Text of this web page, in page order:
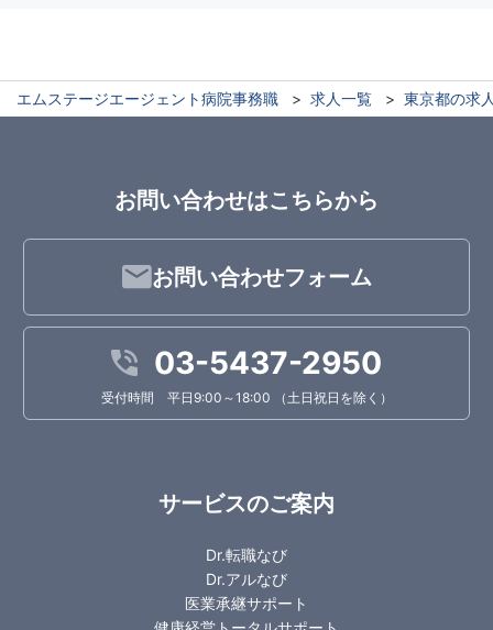
エムステージエージェント病院事務職 求人一覧 東京都の求
お問い合わせはこちらから
お問い合わせフォーム
03-5437-2950
受付時間 平日9:00～18:00 （土日祝日を除く）
サービスのご案内
Dr.転職なび
Dr.アルなび
医業承継サポート